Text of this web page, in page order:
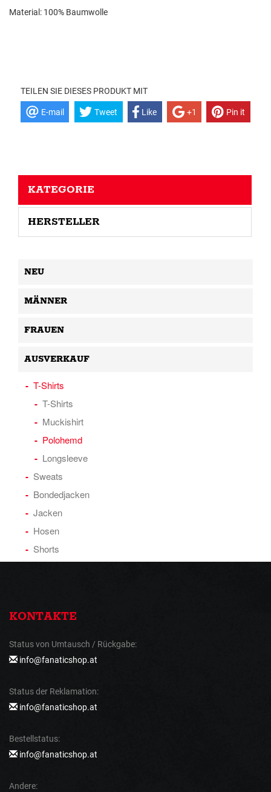
Material: 100% Baumwolle
TEILEN SIE DIESES PRODUKT MIT
E-mail Tweet Like +1 Pin it
KATEGORIE
HERSTELLER
NEU
MÄNNER
FRAUEN
AUSVERKAUF
T-Shirts
T-Shirts
Muckishirt
Polohemd
Longsleeve
Sweats
Bondedjacken
Jacken
Hosen
Shorts
KONTAKTE
Status von Umtausch / Rückgabe:
info@fanaticshop.at
Status der Reklamation:
info@fanaticshop.at
Bestellstatus:
info@fanaticshop.at
Andere: